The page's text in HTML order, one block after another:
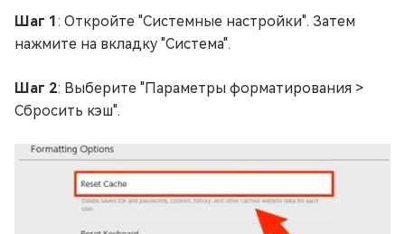
Шаг 1: Откройте "Системные настройки". Затем
нажмите на вкладку "Система".
Шаг 2: Выберите "Параметры форматирования >
Сбросить кэш".